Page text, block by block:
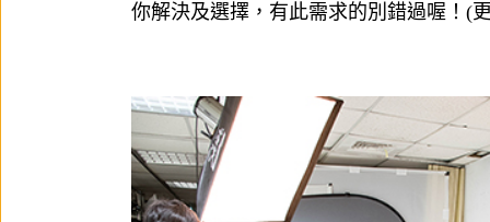
你解決及選擇，有此需求的別錯過喔！ (